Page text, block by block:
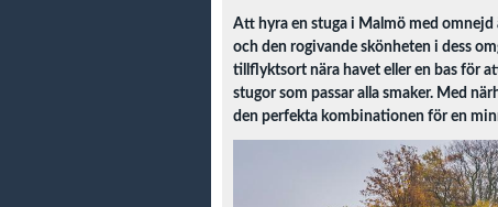
Att hyra en stuga i Malmö med
och den rogivande skönheten i dess
tillflyktsort nära havet eller en bas för
stugor som passar alla smaker. Med
den perfekta kombinationen för en